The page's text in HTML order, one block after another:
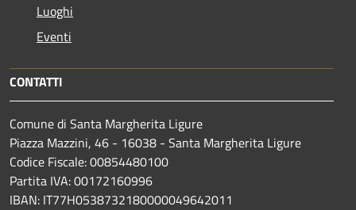
Luoghi
Eventi
CONTATTI
Comune di Santa Margherita Ligure
Piazza Mazzini, 46 - 16038 - Santa Margherita Ligure
Codice Fiscale: 00854480100
Partita IVA: 00172160996
IBAN: IT77H0538732180000049642011